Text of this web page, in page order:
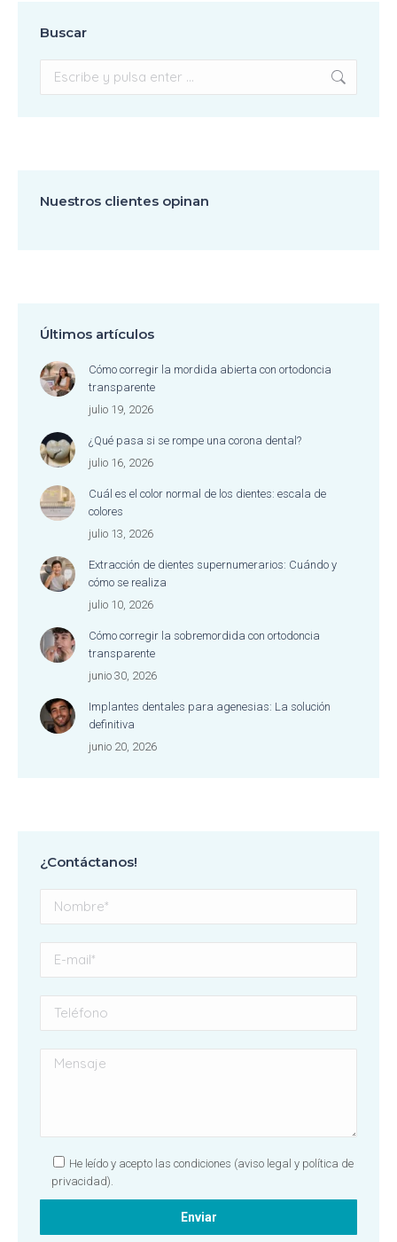
Buscar
Nuestros clientes opinan
Últimos artículos
Cómo corregir la mordida abierta con ortodoncia
transparente
julio 19, 2026
¿Qué pasa si se rompe una corona dental?
julio 16, 2026
Cuál es el color normal de los dientes: escala de
colores
julio 13, 2026
Extracción de dientes supernumerarios: Cuándo y
cómo se realiza
julio 10, 2026
Cómo corregir la sobremordida con ortodoncia
transparente
junio 30, 2026
Implantes dentales para agenesias: La solución
definitiva
junio 20, 2026
¿Contáctanos!
He leído y acepto las condiciones (aviso legal y política de
privacidad).